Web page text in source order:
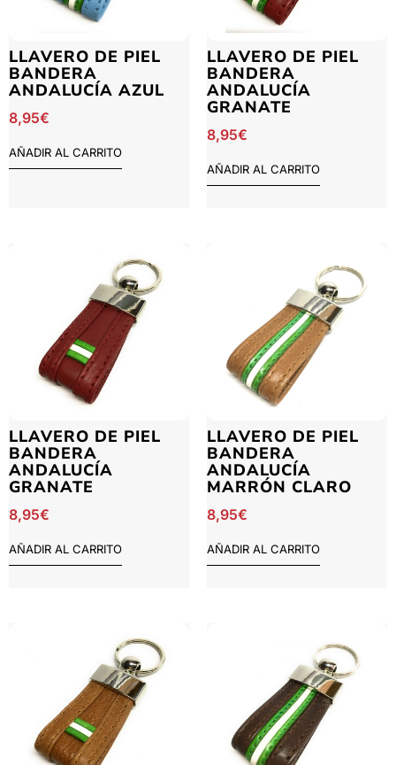
LLAVERO DE PIEL
BANDERA
ANDALUCÍA AZUL
8,95€
AÑADIR AL CARRITO
LLAVERO DE PIEL
BANDERA
ANDALUCÍA
GRANATE
8,95€
AÑADIR AL CARRITO
LLAVERO DE PIEL
BANDERA
ANDALUCÍA
GRANATE
8,95€
AÑADIR AL CARRITO
LLAVERO DE PIEL
BANDERA
ANDALUCÍA
MARRÓN CLARO
8,95€
AÑADIR AL CARRITO